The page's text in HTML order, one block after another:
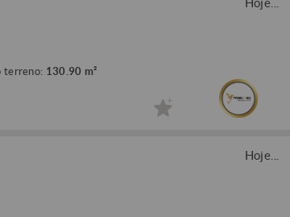
Hoje...
terreno: 130.90 m²
Hoje...